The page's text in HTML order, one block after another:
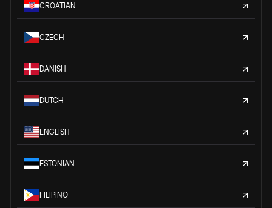
CROATIAN
CZECH
DANISH
DUTCH
ENGLISH
ESTONIAN
FILIPINO